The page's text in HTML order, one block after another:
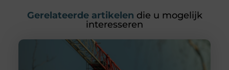
Gerelateerde artikelen die u mogelijk
interesseren